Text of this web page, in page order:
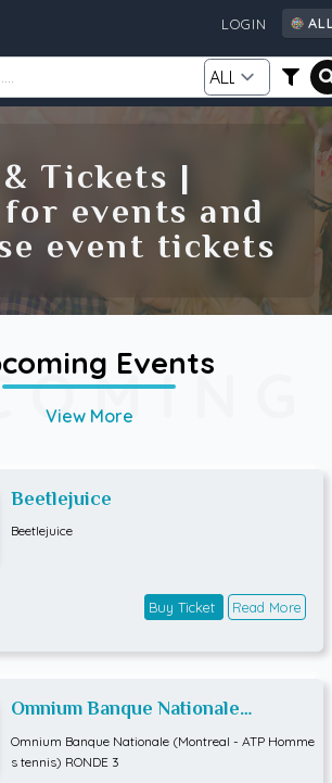
Source
LOGIN
AU
DE
FI
GB
IE
Tickets |
events and
event tickets
Events
View More
Beetlejuice
Beetlejuice
Buy Ticket Read More
Omnium Banque Nationale
(Montreal - ATP Hommes tennis)
RONDE 3
Omnium Banque Nationale (Montreal - ATP Homme
s tennis) RONDE 3